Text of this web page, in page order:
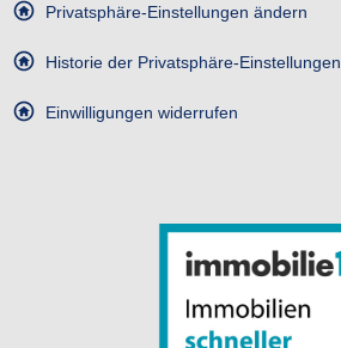
Privatsphäre-Einstellungen ändern
Historie der Privatsphäre-Einstellungen
Einwilligungen widerrufen